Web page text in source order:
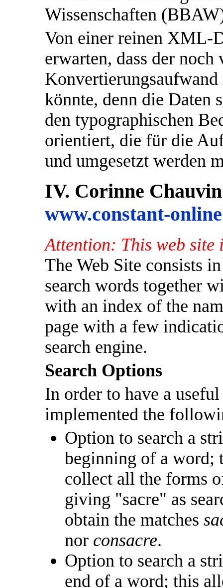
Wissenschaften
Von einer reinen XML-
erwarten, dass der noch
könnte, denn die Daten
den typographischen
orientiert, die für die
und umgesetzt werden
IV. Corinne
www.constant-
Attention: This web
The Web Site consists
search words together
with an index of the
page with a few
search engine.
Search Options
In order to have a
implemented the
Option to search a
beginning of a word;
collect all the forms
giving "sacre" as
obtain the matches
nor consacre.
Option to search a
end of a word; this